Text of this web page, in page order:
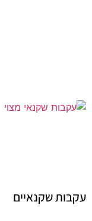
עקבות שקנאיים